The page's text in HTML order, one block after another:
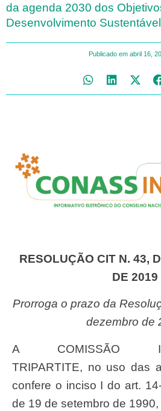
da agenda 2030 dos
Desenvolvimento Sustentável
Publicado em abril 16,
RESOLUÇÃO CIT N. 43, DE 28 DE MARÇO
DE 2019
Prorroga o prazo da Resolução nº 42, de 13 de
dezembro de
A COMISSÃO INTERGESTORES
TRIPARTITE, no uso das
confere o inciso I do art.
de 19 de setembro de 1990,